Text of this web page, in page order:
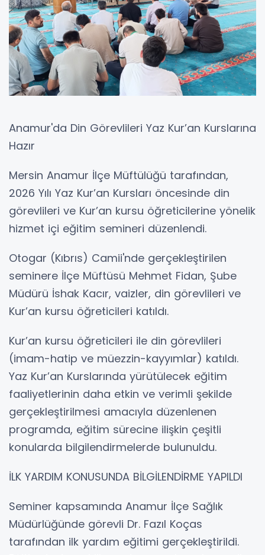
Anamur'da Din Görevlileri Yaz Kur’an Kurslarına
Hazır
Mersin Anamur İlçe Müftülüğü tarafından,
2026 Yılı Yaz Kur’an Kursları öncesinde din
görevlileri ve Kur’an kursu öğreticilerine yönelik
hizmet içi eğitim semineri düzenlendi.
Otogar (Kıbrıs) Camii'nde gerçekleştirilen
seminere İlçe Müftüsü Mehmet Fidan, Şube
Müdürü İshak Kacır, vaizler, din görevlileri ve
Kur’an kursu öğreticileri katıldı.
Kur’an kursu öğreticileri ile din görevlileri
(imam-hatip ve müezzin-kayyımlar) katıldı.
Yaz Kur’an Kurslarında yürütülecek eğitim
faaliyetlerinin daha etkin ve verimli şekilde
gerçekleştirilmesi amacıyla düzenlenen
programda, eğitim sürecine ilişkin çeşitli
konularda bilgilendirmelerde bulunuldu.
İLK YARDIM KONUSUNDA BİLGİLENDİRME YAPILDI
Seminer kapsamında Anamur İlçe Sağlık
Müdürlüğünde görevli Dr. Fazıl Koças
tarafından ilk yardım eğitimi gerçekleştirildi.